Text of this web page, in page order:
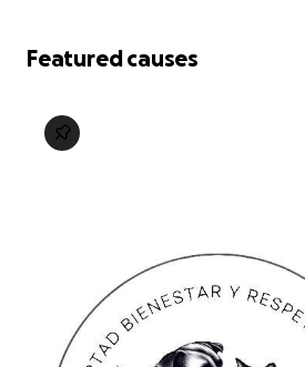
Featured causes